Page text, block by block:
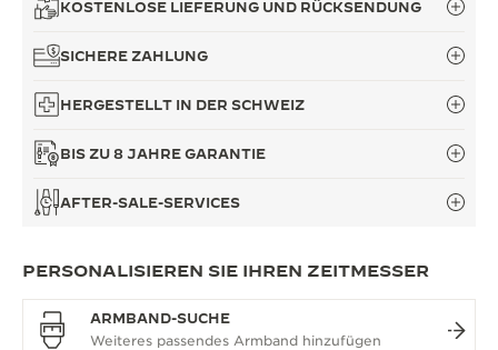
KOSTENLOSE LIEFERUNG UND RÜCKSENDUNG
SICHERE ZAHLUNG
HERGESTELLT IN DER SCHWEIZ
BIS ZU 8 JAHRE GARANTIE
AFTER-SALE-SERVICES
PERSONALISIEREN SIE IHREN ZEITMESSER
ARMBAND-SUCHE